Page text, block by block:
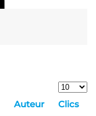
Afficher
Auteur Clics